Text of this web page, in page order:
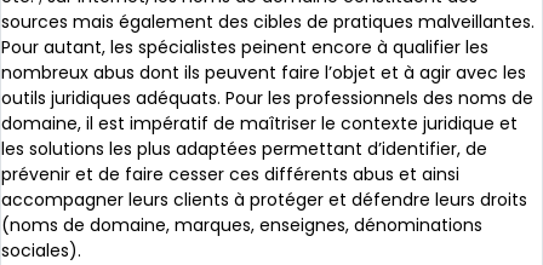
sources mais également des cibles de pratiques malveillantes.
Pour autant, les spécialistes peinent encore à qualifier les
nombreux abus dont ils peuvent faire l’objet et à agir avec les
outils juridiques adéquats. Pour les professionnels des noms de
domaine, il est impératif de maîtriser le contexte juridique et
les solutions les plus adaptées permettant d’identifier, de
prévenir et de faire cesser ces différents abus et ainsi
accompagner leurs clients à protéger et défendre leurs droits
(noms de domaine, marques, enseignes, dénominations
sociales).